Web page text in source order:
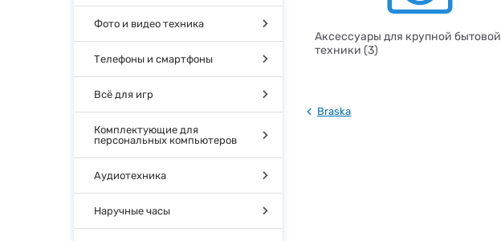
Фото и видео техника
Телефоны и смартфоны
Всё для игр
Комплектующие для
персональных компьютеров
Аудиотехника
Наручные часы
Аксессуары для крупной бытовой
техники (3)
Braska